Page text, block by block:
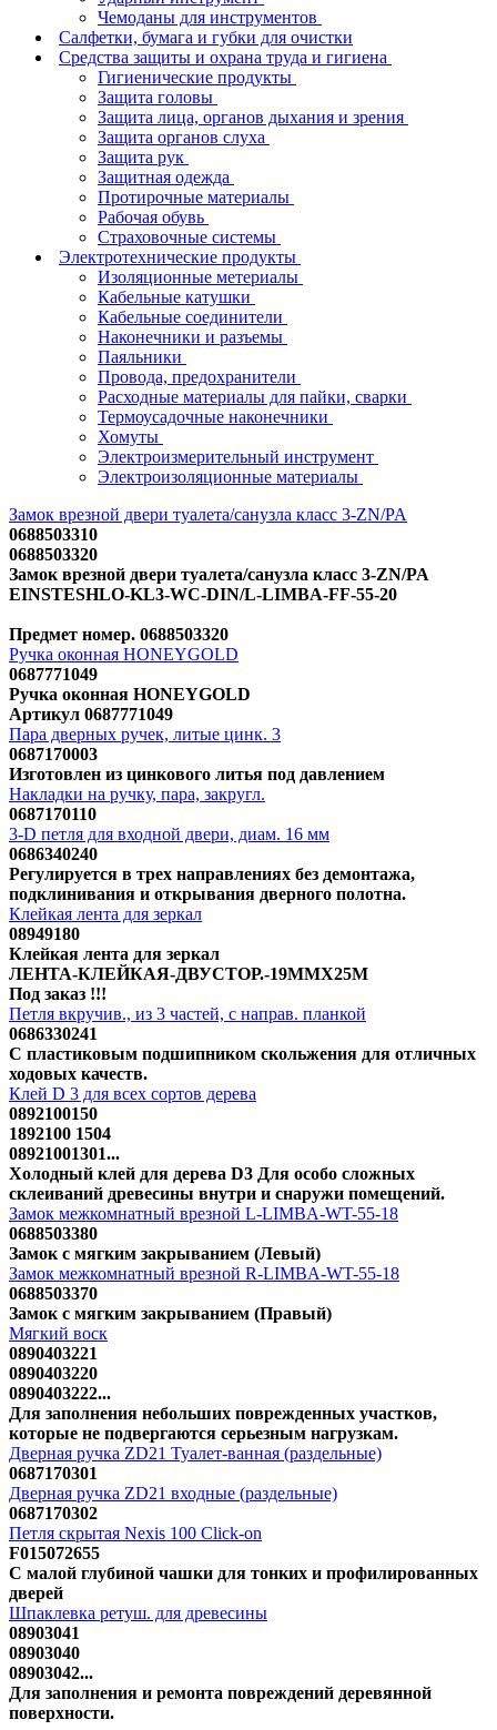
Чемоданы для инструментов
Салфетки, бумага и губки для очистки
Средства защиты и охрана труда и гигиена
Гигиенические продукты
Защита головы
Защита лица, органов дыхания и зрения
Защита органов слуха
Защита рук
Защитная одежда
Протирочные материалы
Рабочая обувь
Страховочные системы
Электротехнические продукты
Изоляционные метериалы
Кабельные катушки
Кабельные соединители
Наконечники и разъемы
Паяльники
Провода, предохранители
Расходные материалы для пайки, сварки
Термоусадочные наконечники
Хомуты
Электроизмерительный инструмент
Электроизоляционные материалы
Замок врезной двери туалета/санузла класс 3-ZN/PA
0688503310
0688503320
Замок врезной двери туалета/санузла класс 3-ZN/PA
EINSTESHLO-KL3-WC-DIN/L-LIMBA-FF-55-20
Предмет номер. 0688503320
Ручка оконная HONEYGOLD
0687771049
Ручка оконная HONEYGOLD
Артикул 0687771049
Пара дверных ручек, литые цинк. 3
0687170003
Изготовлен из цинкового литья под давлением
Накладки на ручку, пара, закругл.
0687170110
3-D петля для входной двери, диам. 16 мм
0686340240
Регулируется в трех направлениях без демонтажа,
подклинивания и открывания дверного полотна.
Клейкая лента для зеркал
08949180
Клейкая лента для зеркал
ЛЕНТА-КЛЕЙКАЯ-ДВУСТОР.-19MMX25M
Под заказ !!!
Петля вкручив., из 3 частей, с направ. планкой
0686330241
С пластиковым подшипником скольжения для отличных
ходовых качеств.
Клей D 3 для всех сортов дерева
0892100150
1892100 1504
08921001301...
Холодный клей для дерева D3 Для особо сложных
склеиваний древесины внутри и снаружи помещений.
Замок межкомнатный врезной L-LIMBA-WT-55-18
0688503380
Замок с мягким закрыванием (Левый)
Замок межкомнатный врезной R-LIMBA-WT-55-18
0688503370
Замок с мягким закрыванием (Правый)
Мягкий воск
0890403221
0890403220
0890403222...
Для заполнения небольших поврежденных участков,
которые не подвергаются серьезным нагрузкам.
Дверная ручка ZD21 Туалет-ванная (раздельные)
0687170301
Дверная ручка ZD21 входные (раздельные)
0687170302
Петля скрытая Nexis 100 Click-on
F015072655
С малой глубиной чашки для тонких и профилированных
дверей
Шпаклевка ретуш. для древесины
08903041
08903040
08903042...
Для заполнения и ремонта повреждений деревянной
поверхности.